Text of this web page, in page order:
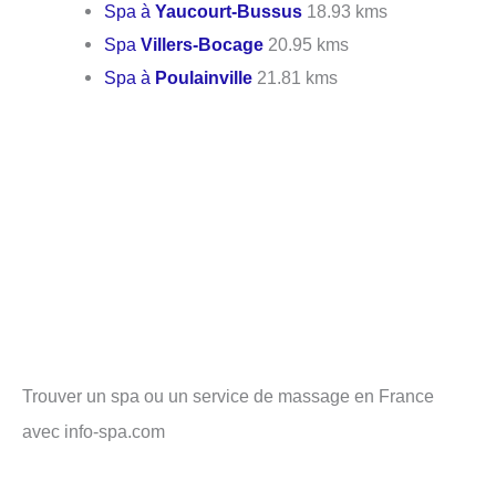
Spa àYaucourt-Bussus 18.93 kms
SpaVillers-Bocage 20.95 kms
Spa à Poulainville 21.81 kms
Trouver un spa ou un service de massage en France
avec info-spa.com